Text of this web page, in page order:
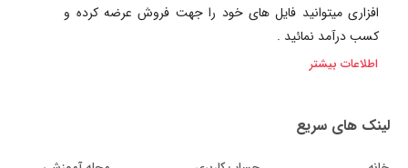
افزاری میتوانید فایل های خود را جهت فروش عرضه کرده و
کسب درآمد نمائید .
اطلاعات بیشتر
لینک های سریع